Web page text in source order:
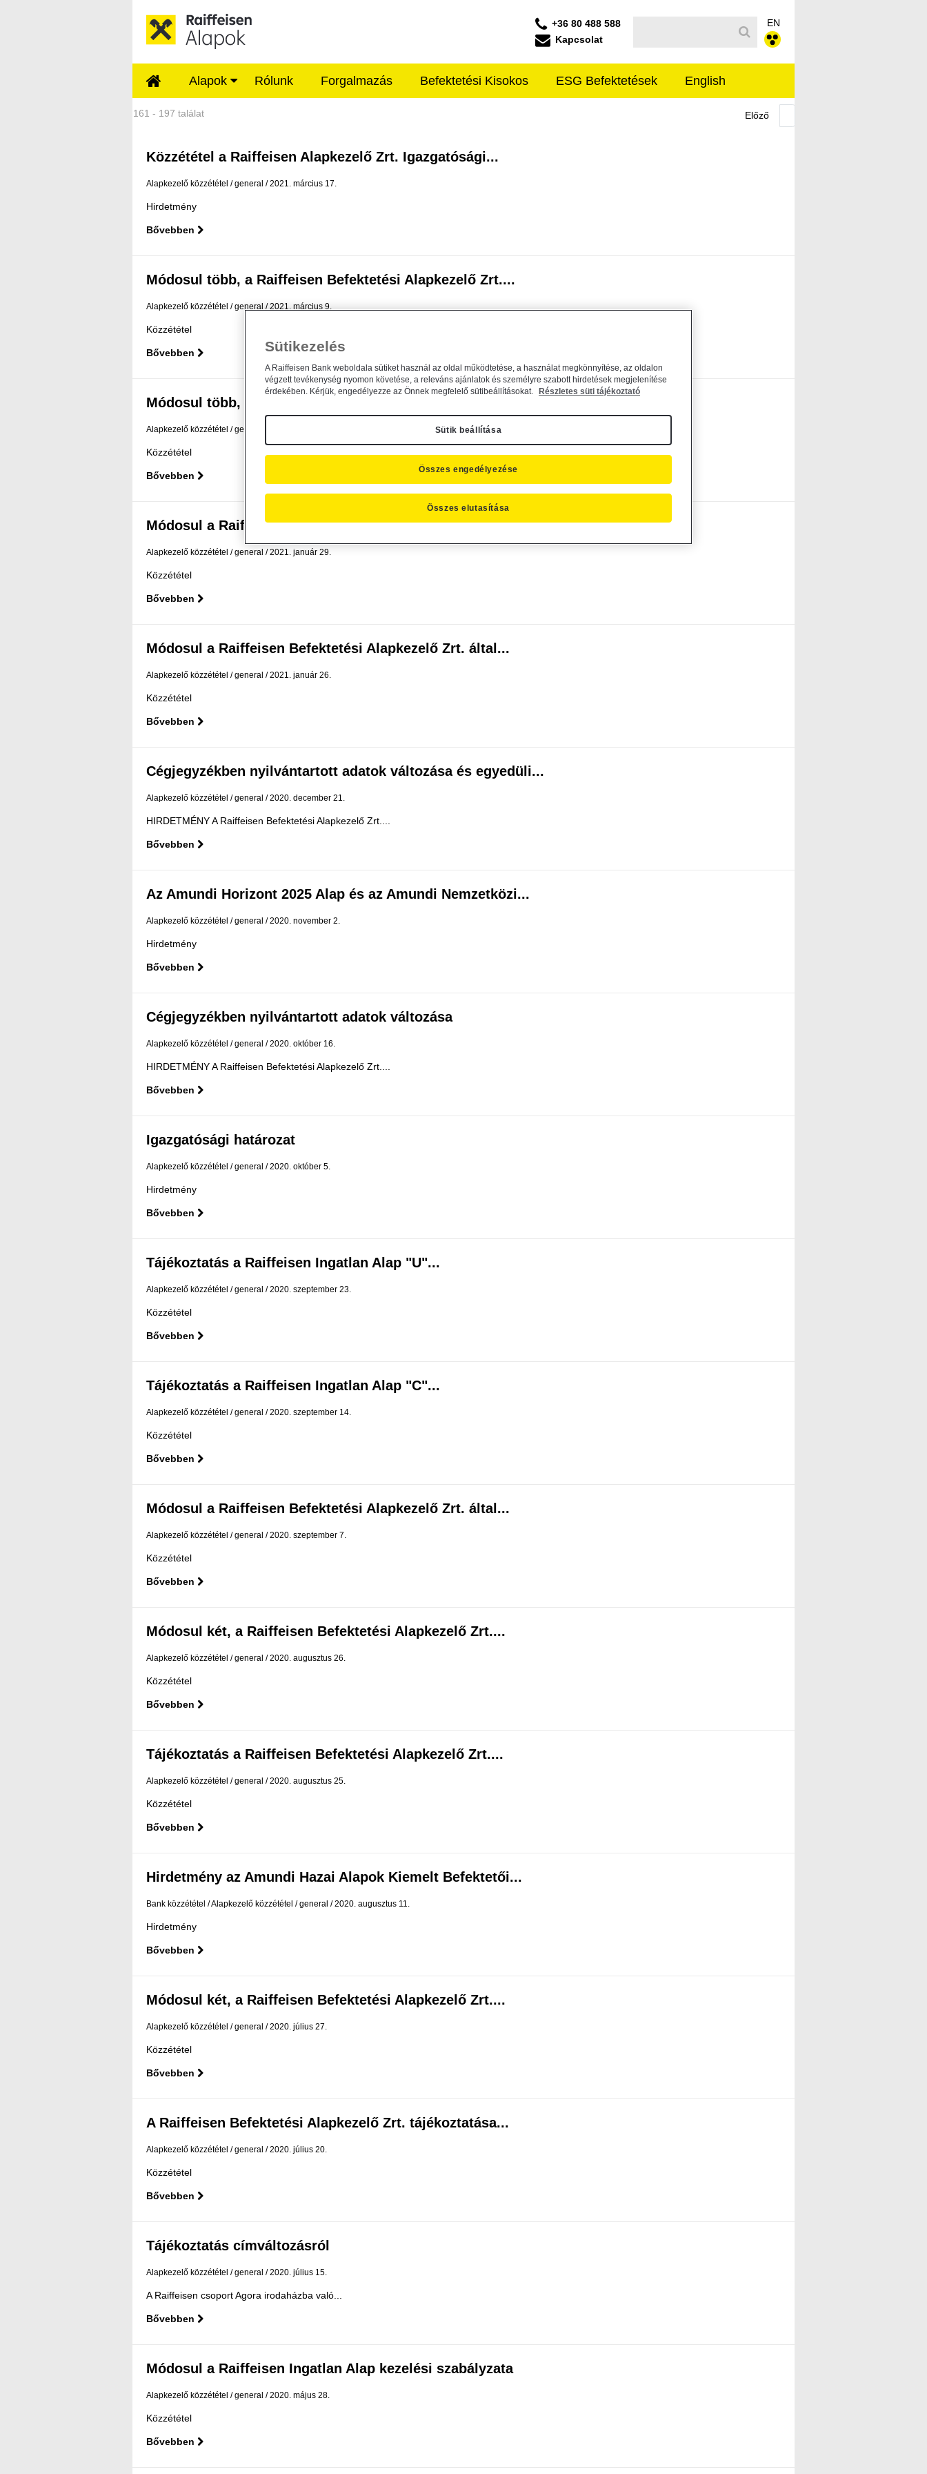
+36 80 488 588
Kapcsolat
EN
Alapok Rólunk Forgalmazás Befektetési Kisokos ESG Befektetések English
Közzétételek - Raiffeisen ALAPKEZELŐ
161 - 197 találat
Közzététel a Raiffeisen Alapkezelő Zrt. Igazgatósági...
Alapkezelő közzététel general 2021. március 17.
Hirdetmény
Bővebben
Módosul több, a Raiffeisen Befektetési Alapkezelő Zrt....
Alapkezelő közzététel general 2021. március 9.
Közzététel
Bővebben
Módosul több, a Raiffeisen Befektetési Alapkezelő Zrt....
Alapkezelő közzététel general
Közzététel
Bővebben
Módosul a Raiffeisen Befektetési Alapkezelő Zrt. által...
Alapkezelő közzététel general 2021. január 29.
Közzététel
Bővebben
Módosul a Raiffeisen Befektetési Alapkezelő Zrt. által...
Alapkezelő közzététel general 2021. január 26.
Közzététel
Bővebben
Cégjegyzékben nyilvántartott adatok változása és egyedüli...
Alapkezelő közzététel general 2020. december 21.
HIRDETMÉNY A Raiffeisen Befektetési Alapkezelő Zrt....
Bővebben
Az Amundi Horizont 2025 Alap és az Amundi Nemzetközi...
Alapkezelő közzététel general 2020. november 2.
Hirdetmény
Bővebben
Cégjegyzékben nyilvántartott adatok változása
Alapkezelő közzététel general 2020. október 16.
HIRDETMÉNY A Raiffeisen Befektetési Alapkezelő Zrt....
Bővebben
Igazgatósági határozat
Alapkezelő közzététel general 2020. október 5.
Hirdetmény
Bővebben
Tájékoztatás a Raiffeisen Ingatlan Alap "U"...
Alapkezelő közzététel general 2020. szeptember 23.
Közzététel
Bővebben
Tájékoztatás a Raiffeisen Ingatlan Alap "C"...
Alapkezelő közzététel general 2020. szeptember 14.
Közzététel
Bővebben
Módosul a Raiffeisen Befektetési Alapkezelő Zrt. által...
Alapkezelő közzététel general 2020. szeptember 7.
Közzététel
Bővebben
Módosul két, a Raiffeisen Befektetési Alapkezelő Zrt....
Alapkezelő közzététel general 2020. augusztus 26.
Közzététel
Bővebben
Tájékoztatás a Raiffeisen Befektetési Alapkezelő Zrt....
Alapkezelő közzététel general 2020. augusztus 25.
Közzététel
Bővebben
Hirdetmény az Amundi Hazai Alapok Kiemelt Befektetői...
Bank közzététel Alapkezelő közzététel general 2020. augusztus 11.
Hirdetmény
Bővebben
Módosul két, a Raiffeisen Befektetési Alapkezelő Zrt....
Alapkezelő közzététel general 2020. július 27.
Közzététel
Bővebben
A Raiffeisen Befektetési Alapkezelő Zrt. tájékoztatása...
Alapkezelő közzététel general 2020. július 20.
Közzététel
Bővebben
Tájékoztatás címváltozásról
Alapkezelő közzététel general 2020. július 15.
A Raiffeisen csoport Agora irodaházba való...
Bővebben
Módosul a Raiffeisen Ingatlan Alap kezelési szabályzata
Alapkezelő közzététel general 2020. május 28.
Közzététel
Bővebben
Sütikezelés
A Raiffeisen Bank weboldala sütiket használ az oldal működtetése, a használat megkönnyítése, az oldalon
végzett tevékenység nyomon követése, a releváns ajánlatok és személyre szabott hirdetések megjelenítése
érdekében. Kérjük, engedélyezze az Önnek megfelelő sütibeállításokat.
Részletes süti tájékoztató
Sütik beállítása
Összes elutasítása
Összes engedélyezése